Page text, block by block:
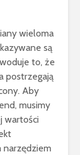
wieloma
są
to, że
postrzegają
Aby
musimy
wartości
narzędziem